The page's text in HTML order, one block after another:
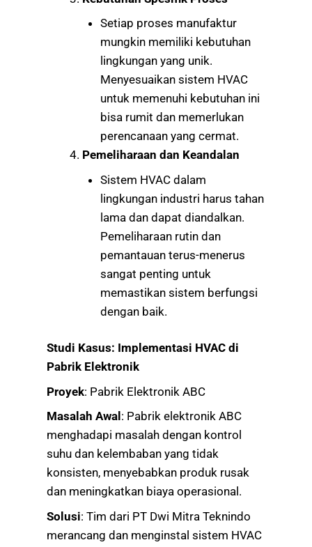
Setiap proses manufaktur
mungkin memiliki kebutuhan
lingkungan yang unik.
Menyesuaikan sistem HVAC
untuk memenuhi kebutuhan ini
bisa rumit dan memerlukan
perencanaan yang cermat.
Pemeliharaan dan Keandalan
Sistem HVAC dalam
lingkungan industri harus tahan
lama dan dapat diandalkan.
Pemeliharaan rutin dan
pemantauan terus-menerus
sangat penting untuk
memastikan sistem berfungsi
dengan baik.
Studi Kasus: Implementasi HVAC di
Pabrik Elektronik
Proyek: Pabrik Elektronik ABC
Masalah Awal : Pabrik elektronik ABC
menghadapi masalah dengan kontrol
suhu dan kelembaban yang tidak
konsisten, menyebabkan produk rusak
dan meningkatkan biaya operasional.
Solusi: Tim dari PT Dwi Mitra Teknindo
merancang dan menginstal sistem HVAC